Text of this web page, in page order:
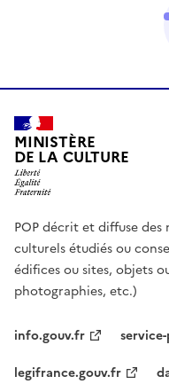
MINISTÈRE
DE LA CULTURE
POP décrit et diffuse
culturels étudiés ou
édifices ou sites, objets
photographies, etc.)
info.gouv.fr
legifrance.gouv.fr